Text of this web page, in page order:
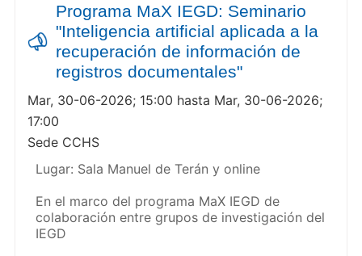
Programa MaX IEGD: Seminario
"Inteligencia artificial aplicada a la
recuperación de información de
registros documentales"
Mar, 30-06-2026; 15:00 hasta Mar, 30-06-2026;
17:00
Sede CCHS
Lugar: Sala Manuel de Terán y online
En el marco del programa MaX IEGD de
colaboración entre grupos de investigación del
IEGD